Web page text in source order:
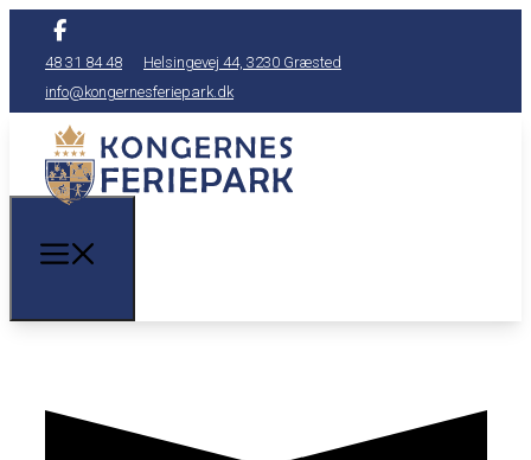
48 31 84 48
Helsingevej 44, 3230 Græsted
info@kongernesferiepark.dk